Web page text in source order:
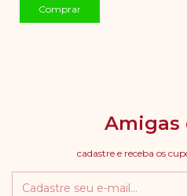
Comprar
Amigas
cadastre e receba os